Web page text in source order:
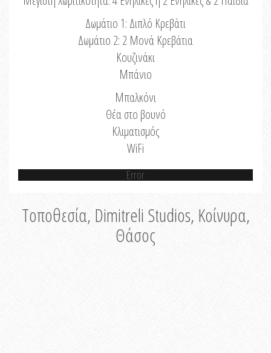
Δωμάτιο 1: Διπλό Κρεβάτι
Δωμάτιο 2: 2 Μονά Κρεβάτια
Κουζινάκι
Μπάνιο
Μπαλκόνι
Θέα στο βουνό
Κλιματισμός
WiFi
Error
Τοποθεσία, Dimitreli Studios, Κοίνυρα,
Θάσος